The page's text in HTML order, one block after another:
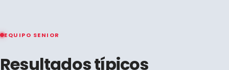
EQUIPO SENIOR
Resultados típicos